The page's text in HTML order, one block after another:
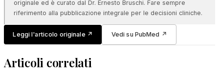
originale ed è curato dal Dr. Ernesto Bruschi. Fare sempre
riferimento alla pubblicazione integrale per le decisioni cliniche.
Leggi l'articolo originale ↗ Vedi su PubMed ↗
Articoli correlati